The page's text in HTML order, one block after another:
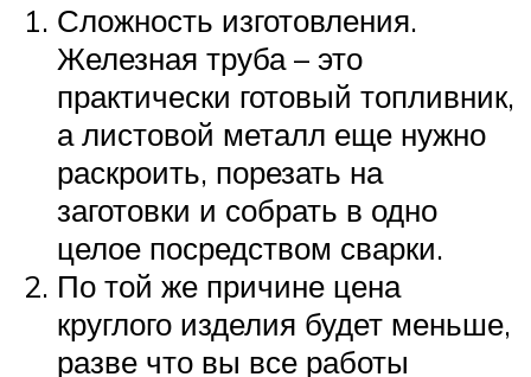
Сложность изготовления.
Железная труба – это
практически готовый топливник,
а листовой металл еще нужно
раскроить, порезать на
заготовки и собрать в одно
целое посредством сварки.
По той же причине цена
круглого изделия будет меньше,
разве что вы все работы